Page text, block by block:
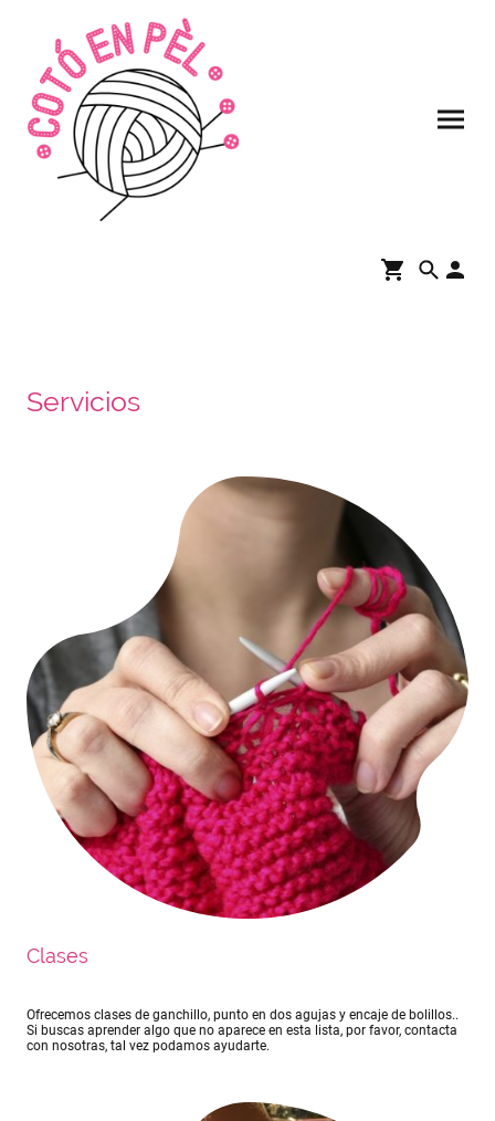
Servicios
Clases
Ofrecemos clases de ganchillo, punto en dos agujas y encaje de bolillos..
Si buscas aprender algo que no aparece en esta lista, por favor, contacta
con nosotras, tal vez podamos ayudarte.